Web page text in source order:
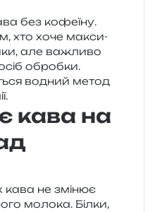
без кофе­ї­ну.
хто хоче макси­
але важли­во
оброб­ки.
водний метод
кава на
кава не змі­нює
моло­ка. Білки,